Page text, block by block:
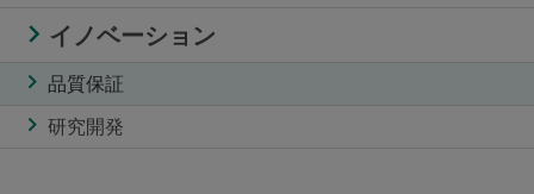
イノベーション
品質保証
研究開発